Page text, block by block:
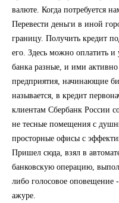
валюте. Когда потребуется
Перевести деньги в иной
границу. Получить кредит
его. Здесь можно оплатить
банка разные, и ими активно
предприятия, начинающие
называется, в кредит
клиентам Сбербанк России
не тесные помещения с
просторные офисы с
Пришел сюда, взял в
банковскую операцию,
либо голосовое оповещение
ажуре.